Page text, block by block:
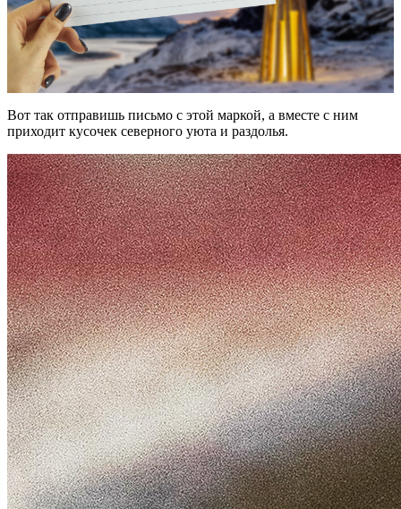
Вот так отправишь письмо с этой маркой, а вместе с ним
приходит кусочек северного уюта и раздолья.